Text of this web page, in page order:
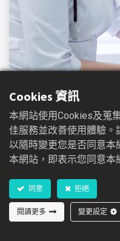
舒膚貼人類專
Cookies 資訊
本網站使用Cookies及蒐
佳服務並改善使用體驗
以隨時變更您是否同意本
本網站，即表示您同意本
同意 拒絕
閱讀更多 變更設定